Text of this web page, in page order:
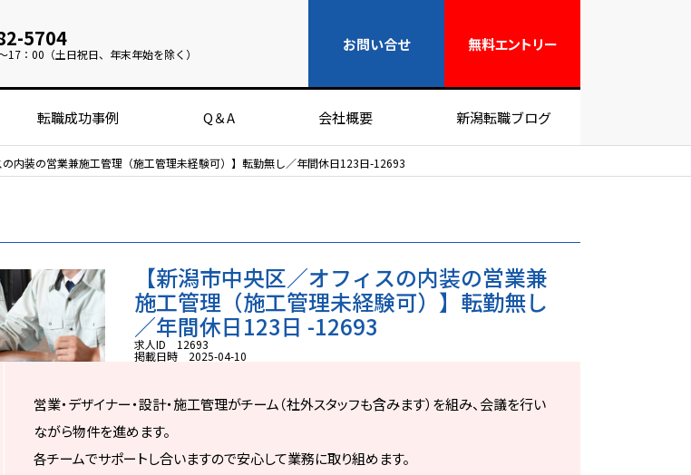
5704
17：00（土日祝日、年末年始を除く）
お問い合せ 無料エントリー
転職成功事例 Q＆A 会社概要 新潟転職ブログ
の内装の営業兼施工管理（施工管理未経験可）】転勤無し／年間休日123日-12693
【新潟市中央区／オフィスの内装の営業兼
施工管理（施工管理未経験可）】転勤無し
／年間休日123日 -12693
求人ID 12693
掲載日時 2025-04-10
営業・デザイナー・設計・施工管理がチーム（社外スタッフも含みます）を組み、会議を行い
ながら物件を進めます。
各チームでサポートし合いますので安心して業務に取り組めます。